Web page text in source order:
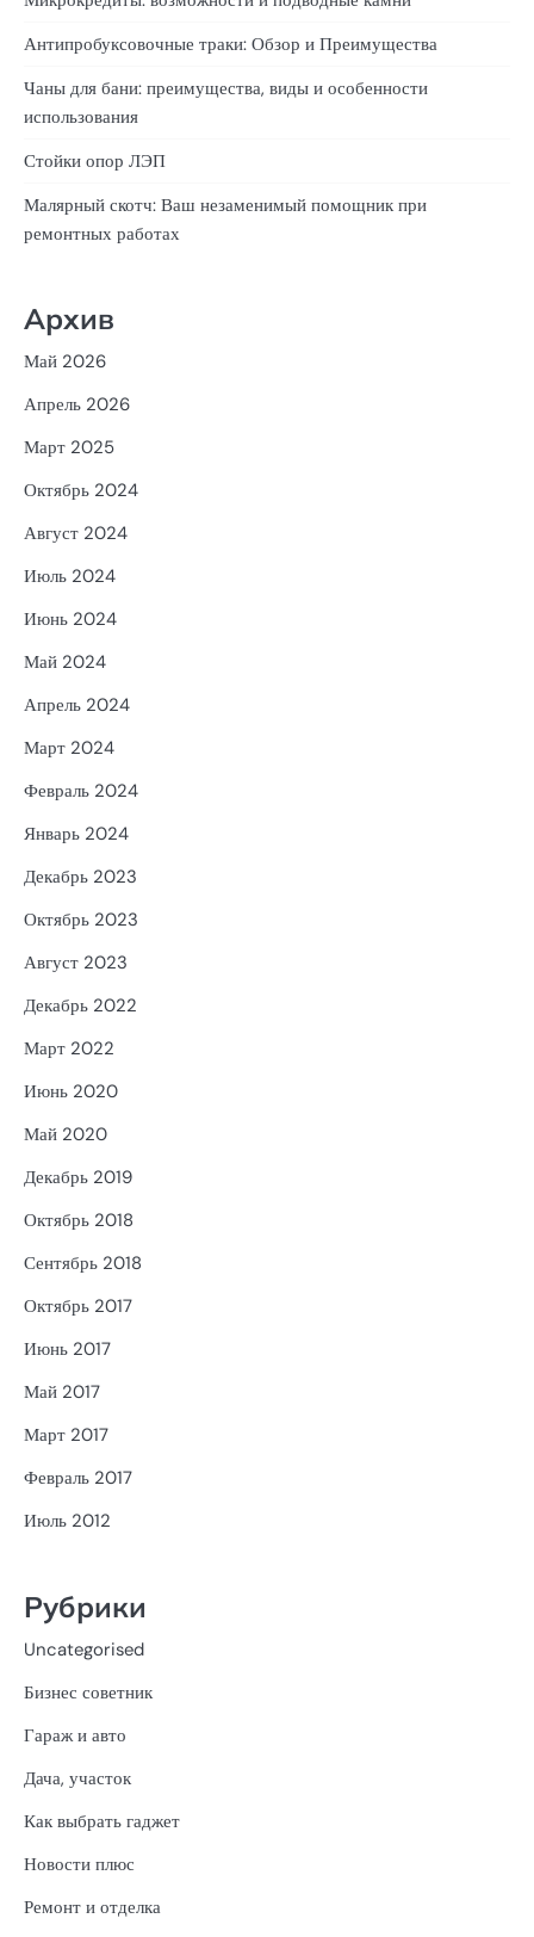
Антипробуксовочные траки: Обзор и Преимущества
Чаны для бани: преимущества, виды и особенности
использования
Стойки опор ЛЭП
Малярный скотч: Ваш незаменимый помощник при
ремонтных работах
Архив
Май 2026
Апрель 2026
Март 2025
Октябрь 2024
Август 2024
Июль 2024
Июнь 2024
Май 2024
Апрель 2024
Март 2024
Февраль 2024
Январь 2024
Декабрь 2023
Октябрь 2023
Август 2023
Декабрь 2022
Март 2022
Июнь 2020
Май 2020
Декабрь 2019
Октябрь 2018
Сентябрь 2018
Октябрь 2017
Июнь 2017
Май 2017
Март 2017
Февраль 2017
Июль 2012
Рубрики
Uncategorised
Бизнес советник
Гараж и авто
Дача, участок
Как выбрать гаджет
Новости плюс
Ремонт и отделка